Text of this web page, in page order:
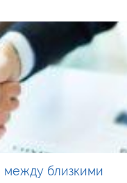
между близкими